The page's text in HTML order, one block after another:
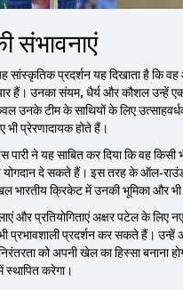
संभावनाएं
सांस्कृतिक प्रदर्शन यह दिखाता है कि
हैं। उनका संयम, धैर्य और कौशल उन्हें
उनके टीम के साथियों के लिए
भी प्रेरणादायक होते हैं।
पारी ने यह साबित कर दिया कि वह किसी
योगदान दे सकते हैं। इस तरह के ऑल-
भारतीय क्रिकेट में उनकी भूमिका और भी
और प्रतियोगिताएं अक्षर पटेल के लिए
प्रभावशाली प्रदर्शन कर सकते हैं। उन्हें
को अपनी खेल का हिस्सा बनाना
करेगा।